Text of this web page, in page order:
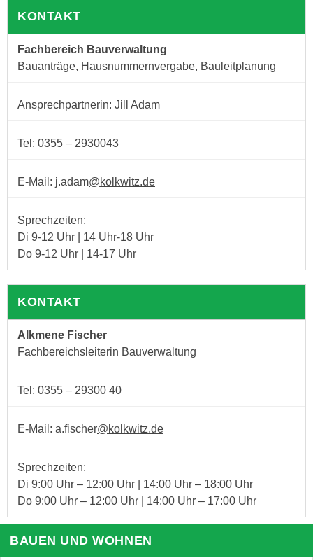
BAUEN UND WOHNEN
KONTAKT
Fachbereich Bauverwaltung
Bauanträge, Hausnummernvergabe, Bauleitplanung
Ansprechpartnerin: Jill Adam
Tel: 0355 – 2930043
E-Mail: j.adam@kolkwitz.de
Sprechzeiten:
Di 9-12 Uhr | 14 Uhr-18 Uhr
Do 9-12 Uhr | 14-17 Uhr
KONTAKT
Alkmene Fischer
Fachbereichsleiterin Bauverwaltung
Tel: 0355 – 29300 40
E-Mail: a.fischer@kolkwitz.de
Sprechzeiten:
Di 9:00 Uhr – 12:00 Uhr | 14:00 Uhr – 18:00 Uhr
Do 9:00 Uhr – 12:00 Uhr | 14:00 Uhr – 17:00 Uhr